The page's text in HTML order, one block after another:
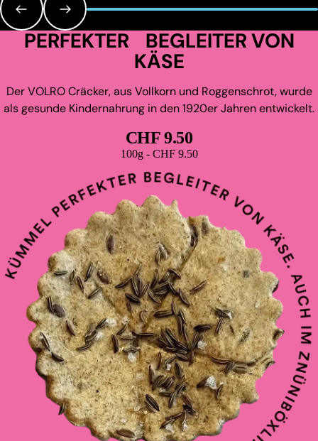
PERFEKTER BEGLEITER VON
KÄSE
Der VOLRO Cräcker, aus Vollkorn und Roggenschrot, wurde
als gesunde Kindernahrung in den 1920er Jahren entwickelt.
CHF 9.50
Grundpreis
100g - CHF 9.50